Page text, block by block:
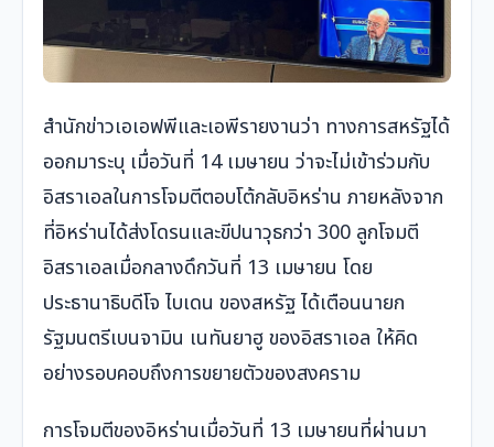
สำนักข่าวเอเอฟพีและเอพีรายงานว่า ทางการสหรัฐได้
ออกมาระบุ เมื่อวันที่ 14 เมษายน ว่าจะไม่เข้าร่วมกับ
อิสราเอลในการโจมตีตอบโต้กลับอิหร่าน ภายหลังจาก
ที่อิหร่านได้ส่งโดรนและขีปนาวุธกว่า 300 ลูกโจมตี
อิสราเอลเมื่อกลางดึกวันที่ 13 เมษายน โดย
ประธานาธิบดีโจ ไบเดน ของสหรัฐ ได้เตือนนายก
รัฐมนตรีเบนจามิน เนทันยาฮู ของอิสราเอล ให้คิด
อย่างรอบคอบถึงการขยายตัวของสงคราม
การโจมตีของอิหร่านเมื่อวันที่ 13 เมษายนที่ผ่านมา